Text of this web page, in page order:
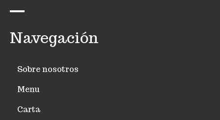
Navegación
Sobre nosotros
Menu
Carta